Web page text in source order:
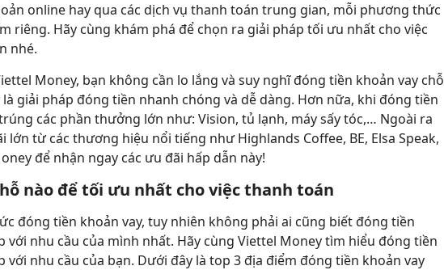
online hay qua các dịch vụ thanh toán trung gian, mỗi phương thức
riêng. Hãy cùng khám phá để chọn ra giải pháp tối ưu nhất cho việc
nhé.
Money, bạn không cần lo lắng và suy nghĩ đóng tiền khoản vay chỗ
giải pháp đóng tiền nhanh chóng và dễ dàng. Hơn nữa, khi đóng tiền
các phần thưởng lớn như: Vision, tủ lạnh, máy sấy tóc,… Ngoài ra
lớn từ các thương hiệu nổi tiếng như Highlands Coffee, BE, Elsa Speak,
để nhận ngay các ưu đãi hấp dẫn này!
nào để tối ưu nhất cho việc thanh toán
đóng tiền khoản vay, tuy nhiên không phải ai cũng biết đóng tiền
với nhu cầu của mình nhất. Hãy cùng Viettel Money tìm hiểu đóng tiền
với nhu cầu của bạn. Dưới đây là top 3 địa điểm đóng tiền khoản vay